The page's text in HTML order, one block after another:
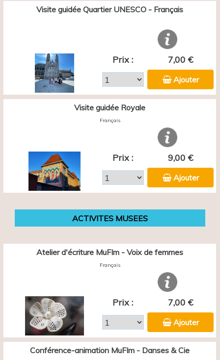
Visite guidée Quartier UNESCO - Français
Prix : 7,00 €
Ajouter
Visite guidée Royale
Français
Prix : 9,00 €
Ajouter
ACTIVITES MUSEES
Atelier d'écriture MuFIm - Voix de femmes
Français
Prix : 7,00 €
Ajouter
Conférence-animation MuFIm - Danses & Cie